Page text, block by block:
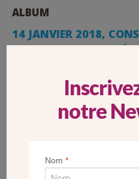
ALBUM
14 JANVIER 2018,
L’AUTEL DE LA
notre
Nom*